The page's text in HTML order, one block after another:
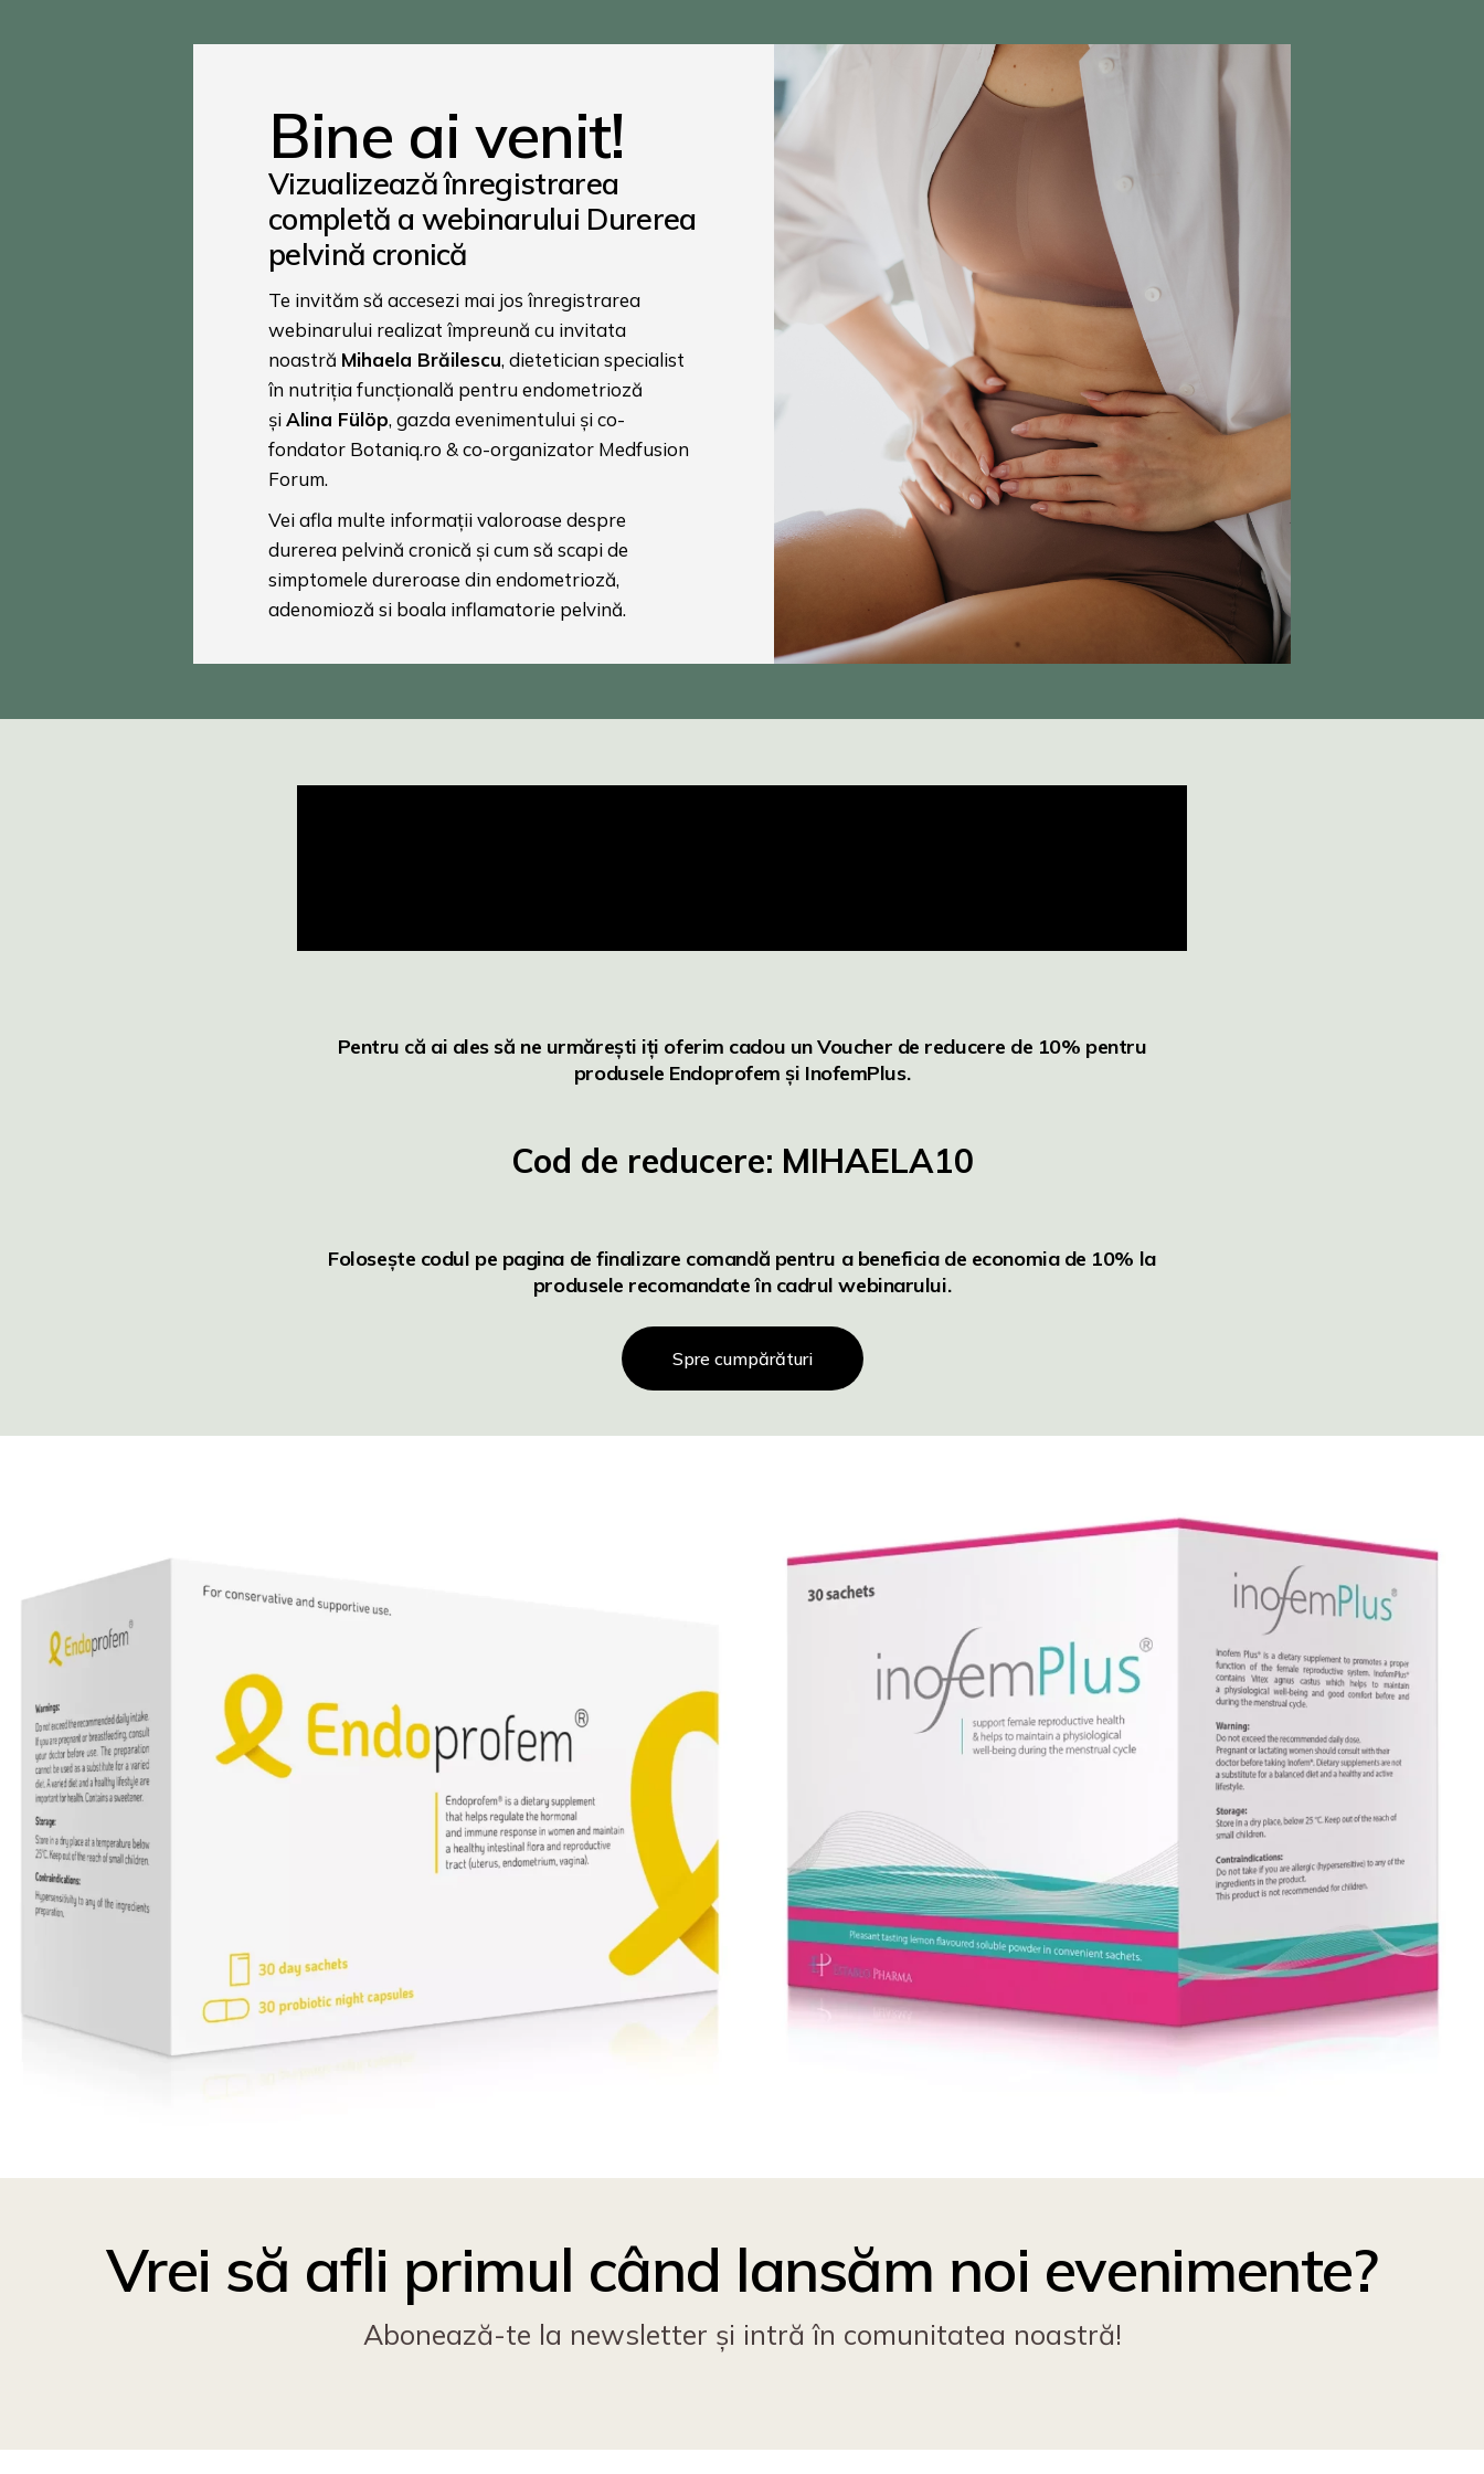
Bine ai venit!
Vizualizează înregistrarea
completă a webinarului Durerea
pelvină cronică
Te invităm să accesezi mai jos înregistrarea
webinarului realizat împreună cu invitata
noastră Mihaela Brăilescu, dietetician specialist
în nutriția funcțională pentru endometrioză
șiAlina Fülöp, gazda evenimentului și co-
fondator Botaniq.ro & co-organizator Medfusion
Forum.
Vei afla multe informații valoroase despre
durerea pelvină cronică și cum să scapi de
simptomele dureroase din endometrioză,
adenomioză si boala inflamatorie pelvină.
Pentru că ai ales să ne urmărești iți oferim cadou unVoucher de reducere de 10% pentru
produsele Endoprofem și InofemPlus.
Cod de reducere: MIHAELA10
Folosește codul pe pagina de finalizare comandă pentru a beneficia de economia de 10% la
produsele recomandate în cadrul webinarului.
Spre cumpărături
Vrei să afli primul când lansăm noi evenimente?
Abonează-te la newsletter și intră în comunitatea noastră!